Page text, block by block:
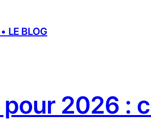
LE BLOG
2026 :